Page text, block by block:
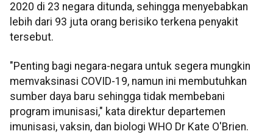
2020 di 23 negara ditunda, sehingga menyebabkan
lebih dari 93 juta orang berisiko terkena penyakit
tersebut.
"Penting bagi negara-negara untuk segera mungkin
memvaksinasi COVID-19, namun ini membutuhkan
sumber daya baru sehingga tidak membebani
program imunisasi," kata direktur departemen
imunisasi, vaksin, dan biologi WHO Dr Kate O'Brien.